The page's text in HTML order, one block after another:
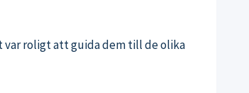
var roligt att guida dem till de olika